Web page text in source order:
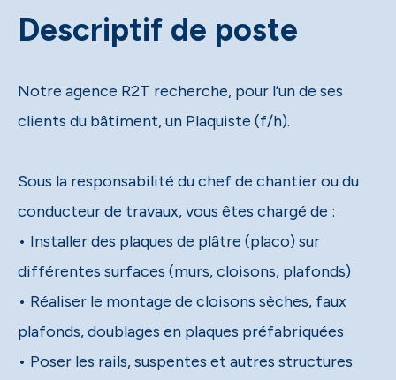
Descriptif de poste
Notre agence R2T recherche, pour l’un de ses
clients du bâtiment, un Plaquiste (f/h).
Sous la responsabilité du chef de chantier ou du
conducteur de travaux, vous êtes chargé de :
• Installer des plaques de plâtre (placo) sur
différentes surfaces (murs, cloisons, plafonds)
• Réaliser le montage de cloisons sèches, faux
plafonds, doublages en plaques préfabriquées
• Poser les rails, suspentes et autres structures